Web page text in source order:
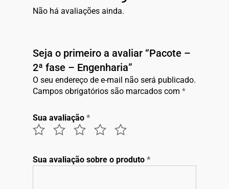
Não há avaliações ainda.
Seja o primeiro a avaliar “Pacote –
2ª fase – Engenharia”
O seu endereço de e-mail não será publicado.
Campos obrigatórios são marcados com *
Sua avaliação *
Sua avaliação sobre o produto *